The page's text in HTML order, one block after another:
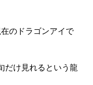
のドラゴンアイで
だけ見れるという龍